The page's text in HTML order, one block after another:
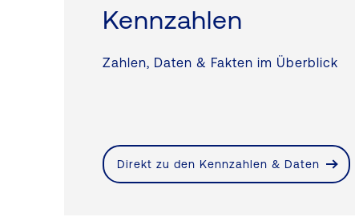
Kennzahlen
Zahlen, Daten & Fakten im Überblick
Direkt zu den Kennzahlen & Daten